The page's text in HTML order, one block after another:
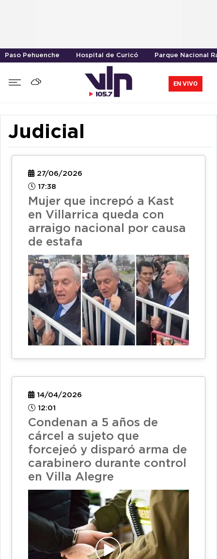
Paso Pehuenche Hospital de Curicó Parque Nacional
EN VIVO
Judicial
27/06/2026
17:38
Mujer que increpó a Kast
en Villarrica queda con
arraigo nacional por causa
de estafa
14/04/2026
12:01
Condenan a 5 años de
cárcel a sujeto que
forcejeó y disparó arma de
carabinero durante control
en Villa Alegre